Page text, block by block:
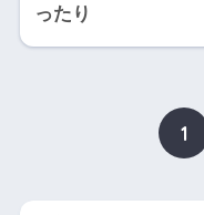
ったり
1